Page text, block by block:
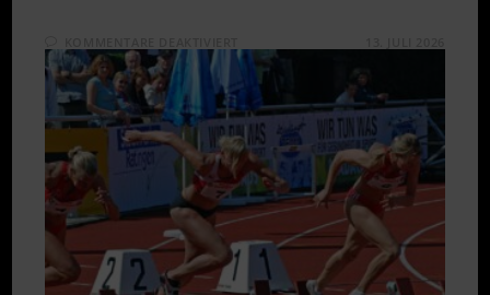
SCHNELLE
SPRINTS
BEI
DJM
U20/U16
IN
WATTENSCHEID